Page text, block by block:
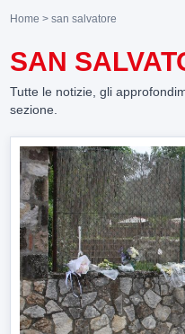
Home > san salvatore
SAN
Tutte le notizie, gli
sezione.